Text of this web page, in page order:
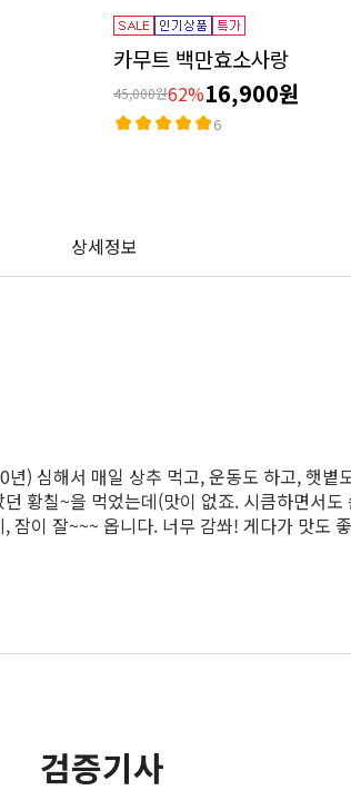
카무트 백만효소사랑
45,000원62%16,900원
6
상세정보
년) 심해서 매일 상추 먹고, 운동도 하고, 햇
던 황칠~을 먹었는데(맛이 없죠. 시큼하면서
, 잠이 잘~~~ 옵니다. 너무 감쏴! 게다가 맛도
검증기사